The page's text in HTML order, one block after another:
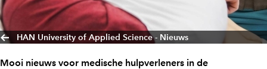
HAN University of Applied Science - Nieuws
Mooi nieuws voor medische hulpverleners in de